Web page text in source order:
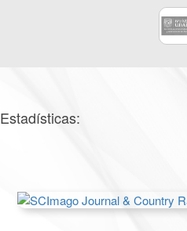
Estadísticas: